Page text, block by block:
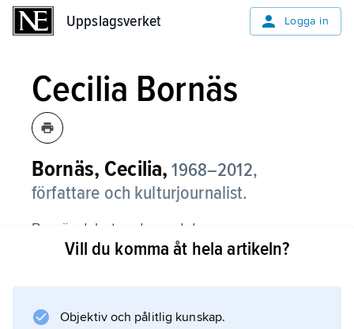
Uppslagsverket Logga in
Cecilia Bornäs
Bornäs, Cecilia, 1968–2012,
författare och kulturjournalist.
Bornäs debuterade med den
uppmärksammade romanen
och titelgestalt. Boken undersöker den
Vill du komma åt hela artikeln?
Objektiv och pålitlig kunskap.